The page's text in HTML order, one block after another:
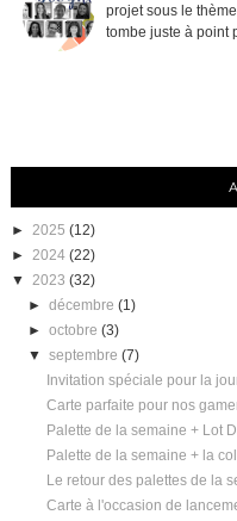
projet sous le
tombe juste à point
► 2025 (12)
► 2024 (22)
▼ 2023 (32)
►décembre (1)
►octobre (3)
▼septembre (7)
Invitation spéciale pour la
Carte parfaite pour nos
Palette de la semaine + Lot
Palette de la semaine + la
Le retour des palettes de la
Carte à l'occasion de